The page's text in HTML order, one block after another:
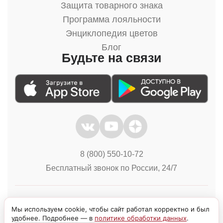
Защита товарного знака
Программа лояльности
Энциклопедия цветов
Блог
Будьте на связи
8 (800) 550-10-72
Бесплатный звонок по России, 24/7
Мы используем cookie, чтобы сайт работал корректно и был
удобнее. Подробнее — в политике обработки данных.